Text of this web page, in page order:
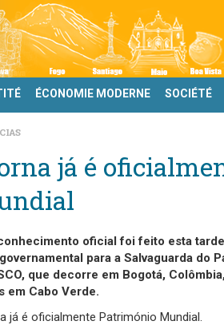
ÉCONOMIE MODERNE SOCIÉTÉ
já é
oficial foi feito esta
para a Salvaguarda do
que decorre em Bogotá,
em Cabo Verde.
já é oficialmente Património Mundial.